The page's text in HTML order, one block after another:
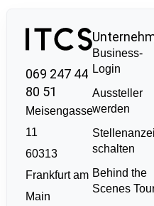
069 247 44
80 51
Meisengasse
11
60313
Frankfurt am
Main
Business-
Login
Aussteller
werden
schalten
Behind the
Scenes